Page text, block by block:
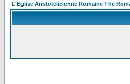
L'Eglise Aristotelicienne Romaine The